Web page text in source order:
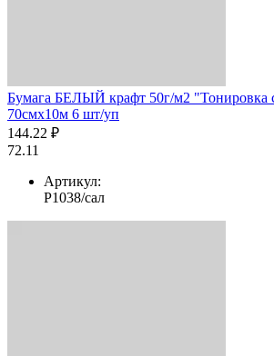
Бумага БЕЛЫЙ крафт 50г/м2 "Тонировка
70смх10м 6 шт/уп
144.22 ₽
72.11
Артикул:
Р1038/сал